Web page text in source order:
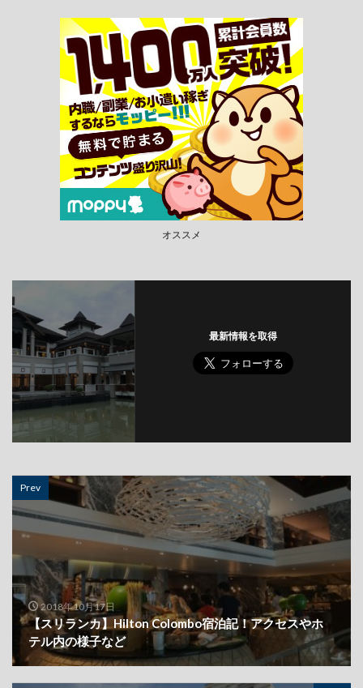
オススメ
最新情報を取得
Prev
2018年10月17日
【スリランカ】Hilton Colombo宿泊記！アクセスやホ
テル内の様子など